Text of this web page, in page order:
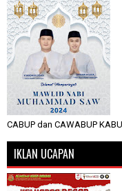
CABUP dan CAWABUP
IKLAN UCAPAN